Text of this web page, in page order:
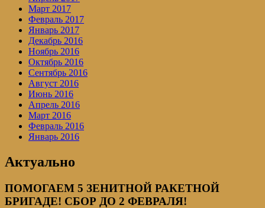
Март 2017
Февраль 2017
Январь 2017
Декабрь 2016
Ноябрь 2016
Октябрь 2016
Сентябрь 2016
Август 2016
Июнь 2016
Апрель 2016
Март 2016
Февраль 2016
Январь 2016
Актуально
ПОМОГАЕМ 5 ЗЕНИТНОЙ РАКЕТНОЙ
БРИГАДЕ! СБОР ДО 2 ФЕВРАЛЯ!